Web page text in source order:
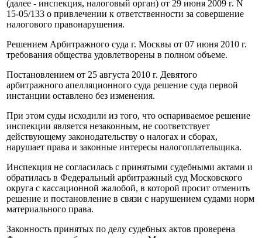
(далее - инспекция, налоговый орган) от 29 июня 2009 г. N
15-05/133 о привлечении к ответственности за совершение
налогового правонарушения.
Решением Арбитражного суда г. Москвы от 07 июня 2010 г.
требования общества удовлетворены в полном объеме.
Постановлением от 25 августа 2010 г. Девятого
арбитражного апелляционного суда решение суда первой
инстанции оставлено без изменения.
При этом суды исходили из того, что оспариваемое решение
инспекции является незаконным, не соответствует
действующему законодательству о налогах и сборах,
нарушает права и законные интересы налогоплательщика.
Инспекция не согласилась с принятыми судебными актами и
обратилась в Федеральный арбитражный суд Московского
округа с кассационной жалобой, в которой просит отменить
решение и постановление в связи с нарушением судами норм
материального права.
Законность принятых по делу судебных актов проверена